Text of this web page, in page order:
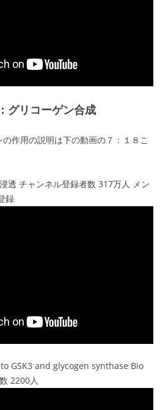
グリコーゲン合成
作用の説明は下の動画の７：１８こ
透 チャンネル登録者数 317万人 メン
録
GSK3 and glycogen synthase Bio
2200人